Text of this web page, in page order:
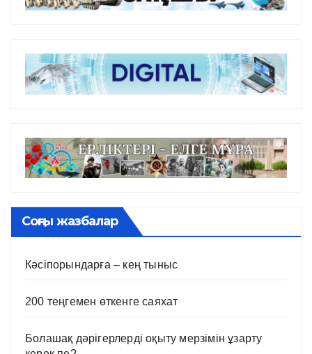
Соңғы жазбалар
Кәсіпорындарға – кең тыныс
200 теңгемен өткенге саяхат
Болашақ дәрігерлерді оқыту мерзімін ұзарту